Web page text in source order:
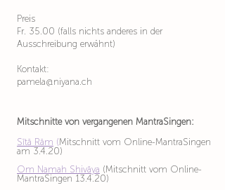
Preis​
Fr. 35.00 (falls nichts anderes in der
Ausschreibung erwähnt)
Kontakt:
pamela@niyana.ch
Mitschnitte von vergangenen MantraSingen:
Sītā Rām (Mitschnitt vom Online-MantraSingen
am 3.4.20)
Om Namah Shivāya (Mitschnitt vom Online-
MantraSingen 13.4.20)